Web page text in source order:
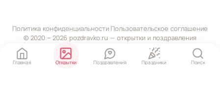
Политика конфиденциальности Пользовательское соглашение
© 2020 ‒ 2026 pozdravko.ru — открытки и поздравления
Главная Открытки Поздравления Праздники Поиск